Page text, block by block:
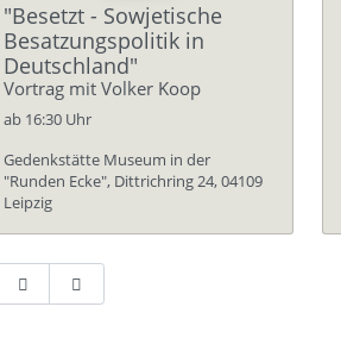
"Besetzt - Sowjetische
Besatzungspolitik in
Deutschland"
Vortrag mit Volker Koop
ab 16:30 Uhr
Gedenkstätte Museum in der
"Runden Ecke", Dittrichring 24, 04109
Leipzig